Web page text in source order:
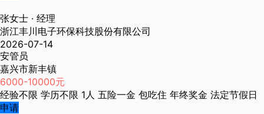
张女士 · 经理
浙江丰川电子环保科技股份有限公司
2026-07-14
安管员
嘉兴市新丰镇
6000-10000元
经验不限 学历不限 1人 五险一金 包吃住 年终奖金 法定节假日
申请